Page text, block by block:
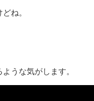
ね。
うな気がします。